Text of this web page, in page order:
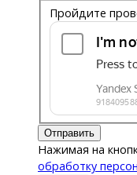
Пройдите
Отправить
Нажимая на
обработку